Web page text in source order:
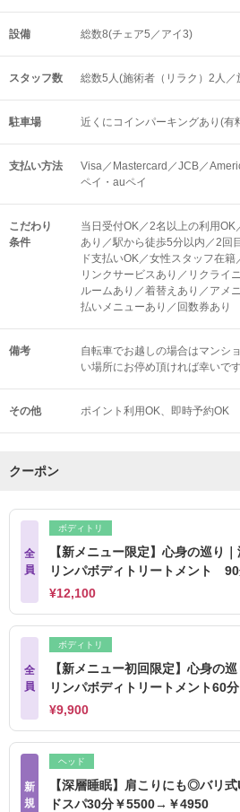
設備 総数8(チェア5／アイ3)
スタッフ数 総数5人(施術者（リラク）2人
駐車場 近くにコインパーキングあり(有
支払い方法
Visa／Mastercard／JCB／
ペイ・auペイ
こだわり
条件
当日受付OK／2名以上の利用
あり／駅から徒歩5分以内／2回
ド支払いOK／女性スタッフ在
リンクサービスあり／リクライ
ルームあり／着替えあり／アメ
払いメニューあり／回数券あり
備考
自転車でお越しの場合はマンシ
い場所にお停め頂ければ幸いです
その他 ポイント利用OK 即時予約OK
クーポン
全
員
ボディトリ
【新メニュー限定】心身の巡り
リンパボディトリートメント
¥12,100
全
員
ボディトリ
【新メニュー初回限定】心身の
リンパボディトリートメント60分
¥9,900
新
規
ヘッド
【深層睡眠】肩こりにも◎バリ
ドスパ30分￥5500→￥4950